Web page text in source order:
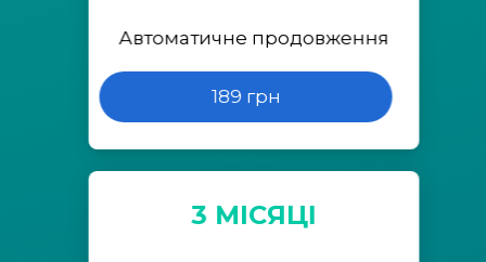
Автоматичне продовження
189 грн
3 МІСЯЦІ